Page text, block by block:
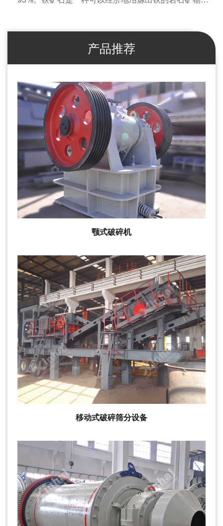
产品推荐
颚式破碎机
移动式破碎筛分设备